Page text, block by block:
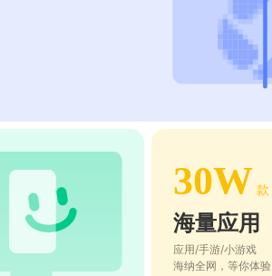
30W 款
海量应用
应用/手游/小游戏
海纳全网，等你体验